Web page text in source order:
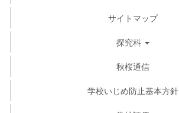
サイトマップ
探究科
秋桜通信
学校いじめ防止基本方針